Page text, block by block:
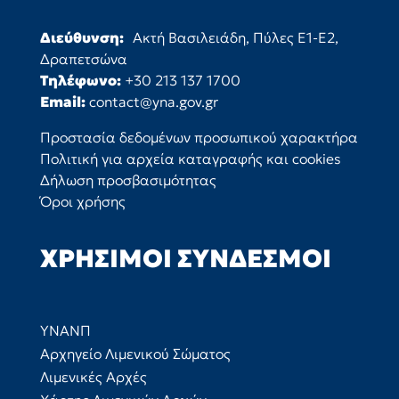
Διεύθυνση: Ακτή Βασιλειάδη, Πύλες Ε1-Ε2,
Δραπετσώνα
Τηλέφωνο: +30 213 137 1700
Email: contact@yna.gov.gr
Προστασία δεδομένων προσωπικού χαρακτήρα
Πολιτική για αρχεία καταγραφής και cookies
Δήλωση προσβασιμότητας
Όροι χρήσης
ΧΡΉΣΙΜΟΙ ΣΎΝΔΕΣΜΟΙ
ΥΝΑΝΠ
Αρχηγείο Λιμενικού Σώματος
Λιμενικές Αρχές